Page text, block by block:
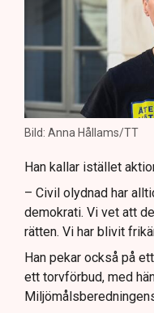
Bild: Anna Hållams/TT
Han kallar istället
– Civil olydnad har
demokrati. Vi vet att
rätten. Vi har blivit
Han pekar också på
ett torvförbud, med